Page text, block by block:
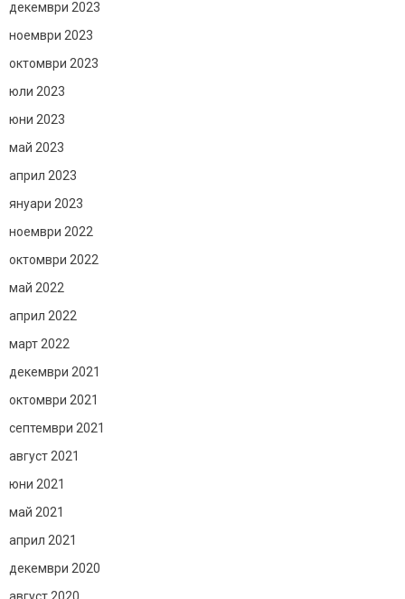
декември 2023
ноември 2023
октомври 2023
юли 2023
юни 2023
май 2023
април 2023
януари 2023
ноември 2022
октомври 2022
май 2022
април 2022
март 2022
декември 2021
октомври 2021
септември 2021
август 2021
юни 2021
май 2021
април 2021
декември 2020
август 2020